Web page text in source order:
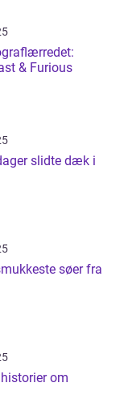
& Furious
slidte dæk i
søer fra
om